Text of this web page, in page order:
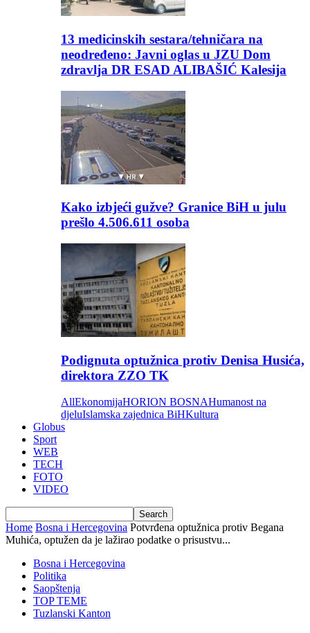
13 medicinskih sestara/tehničara na
neodređeno: Javni oglas u JZU Dom
zdravlja DR ESAD ALIBAŠIĆ Kalesija
Kako izbjeći gužve? Granice BiH u julu
prešlo 4.506.611 osoba
Podignuta optužnica protiv Denisa Husića,
direktora ZZO TK
AllEkonomijaHORION BOSNAHumanost na
djeluIslamska zajednica BiHKultura
Globus
Sport
WEB
TECH
FOTO
VIDEO
Home Bosna i Hercegovina Potvrđena optužnica protiv Begana
Muhića, optužen da je lažirao podatke o prisustvu...
Bosna i Hercegovina
Politika
Saopštenja
TOP TEME
Tuzlanski Kanton